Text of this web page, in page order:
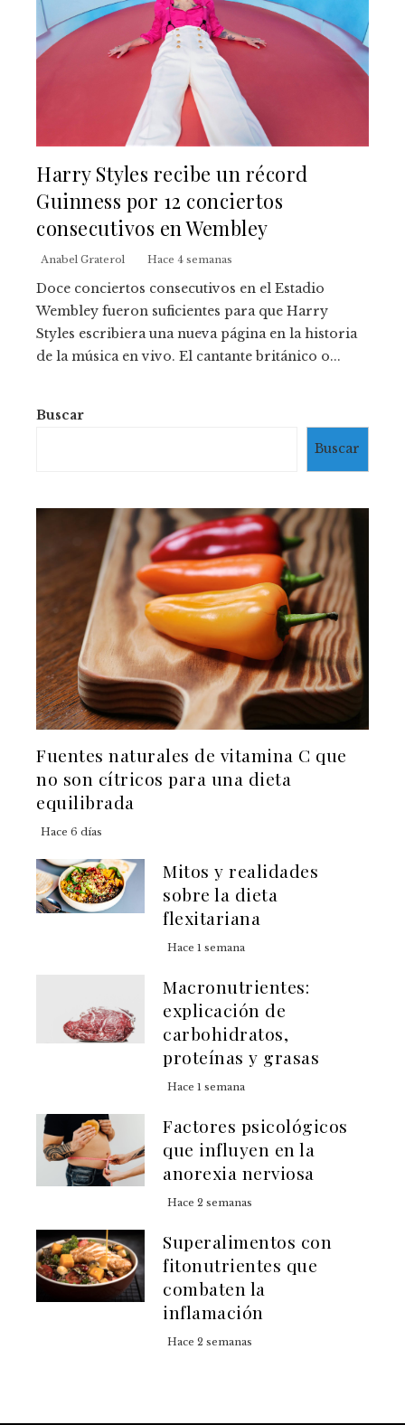
Harry Styles recibe un récord
Guinness por 12 conciertos
consecutivos en Wembley
Anabel Graterol Hace 4 semanas
Doce conciertos consecutivos en el Estadio
Wembley fueron suficientes para que Harry
Styles escribiera una nueva página en la historia
de la música en vivo. El cantante británico o...
Buscar
Buscar
Fuentes naturales de vitamina C que
no son cítricos para una dieta
equilibrada
Hace 6 días
Mitos y realidades
sobre la dieta
flexitariana
Hace 1 semana
Macronutrientes:
explicación de
carbohidratos,
proteínas y grasas
Hace 1 semana
Factores psicológicos
que influyen en la
anorexia nerviosa
Hace 2 semanas
Superalimentos con
fitonutrientes que
combaten la
inflamación
Hace 2 semanas